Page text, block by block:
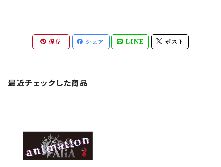
保存 シェア LINE ポスト
最近チェックした商品